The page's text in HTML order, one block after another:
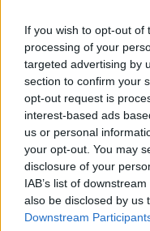
If you wish to opt-out of
processing of your
targeted advertising by
section to confirm your
opt-out request is
interest-based ads
us or personal
your opt-out. You may
disclosure of your
IAB’s list of
also be disclosed by us
Downstream
Luna y será la
llegó a la órbita
21 de diciembre
La Unión Soviética
13, la cual aluniza
lunar. Transmitió
1966.
21 de diciembre